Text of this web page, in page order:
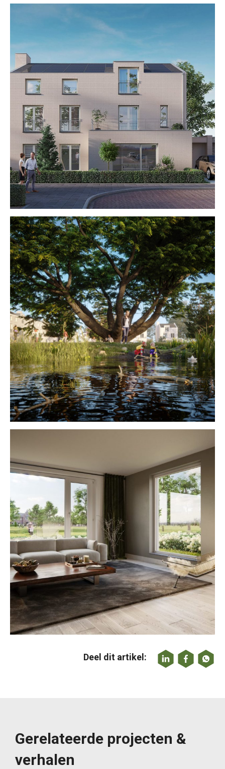
Deel dit artikel:
Gerelateerde projecten &
verhalen